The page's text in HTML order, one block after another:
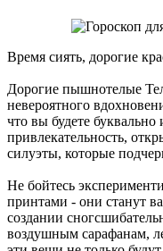
Время сиять, дорогие
Дорогие пышнотелые
невероятного
что вы будете буквально
привлекательность,
силуэты, которые
Не бойтесь
принтами - они станут
создании
воздушным сарафанам,